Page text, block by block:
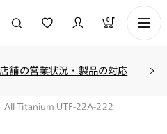
0
舗の営業状況・製品の対応
All Titanium UTF-22A-222